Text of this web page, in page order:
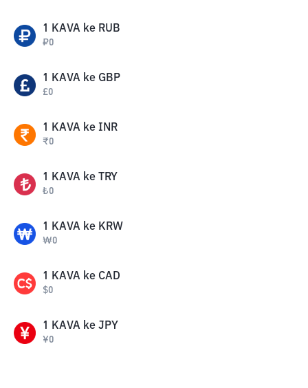
1 KAVA ke RUB
₽0
1 KAVA ke GBP
£0
1 KAVA ke INR
₹0
1 KAVA ke TRY
₺0
1 KAVA ke KRW
₩0
1 KAVA ke CAD
$0
1 KAVA ke JPY
¥0